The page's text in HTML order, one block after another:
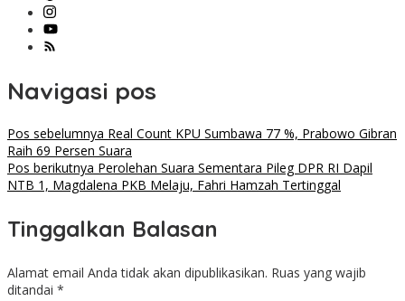
Navigasi pos
Pos sebelumnya Real Count KPU Sumbawa 77 %, Prabowo Gibran
Raih 69 Persen Suara
Pos berikutnya Perolehan Suara Sementara Pileg DPR RI Dapil
NTB 1, Magdalena PKB Melaju, Fahri Hamzah Tertinggal
Tinggalkan Balasan
Alamat email Anda tidak akan dipublikasikan. Ruas yang wajib
ditandai *